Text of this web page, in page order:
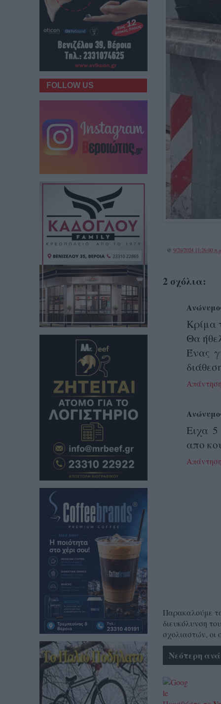
@ 9/26/2024 11:26:00
2 σχόλια:
Κρίμα
Θα
Ένας
Ειχα
απο
Παρακαλούμε
διευκόλυνση
σχολιαστών, οι
Νεότερη
FOLLOW US